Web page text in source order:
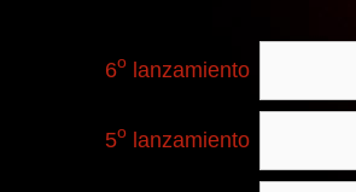
6o lanzamiento
5o lanzamiento